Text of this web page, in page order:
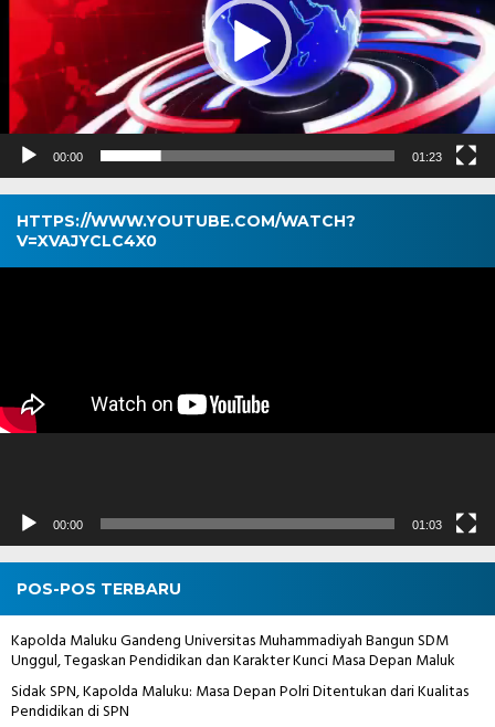
00:00 01:23
HTTPS://WWW.YOUTUBE.COM/WATCH?
V=XVAJYCLC4X0
Pemutar
00:00 01:03
POS-POS TERBARU
Kapolda Maluku Gandeng Universitas Muhammadiyah Bangun SDM
Unggul, Tegaskan Pendidikan dan Karakter Kunci Masa Depan Maluk
Sidak SPN, Kapolda Maluku: Masa Depan Polri Ditentukan dari Kualitas
Pendidikan di SPN